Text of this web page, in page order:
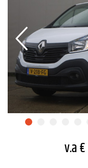
v.a